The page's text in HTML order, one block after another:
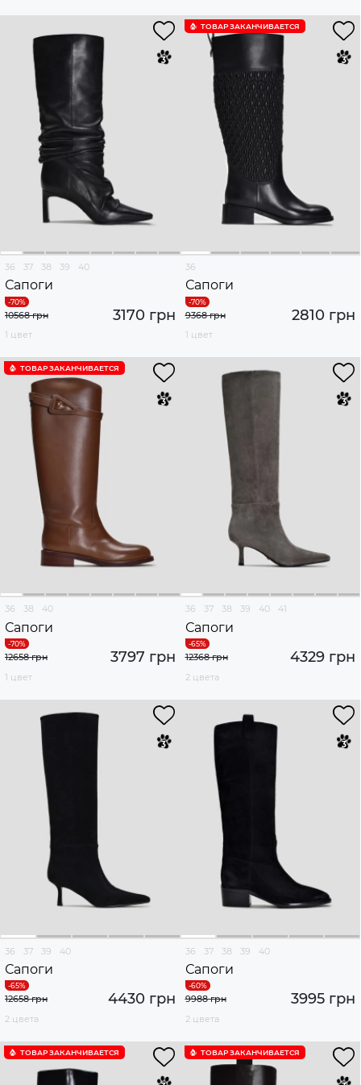
36 37 38 39 40
Сапоги
3170 грн
10568 грн
1 цвет
ТОВАР ЗАКАНЧИВАЕТСЯ
36
Сапоги
2810 грн
9368 грн
1 цвет
ТОВАР ЗАКАНЧИВАЕТСЯ
36 38 40
Сапоги
3797 грн
12658 грн
1 цвет
36 37 38 39 40 41
Сапоги
4329 грн
12368 грн
2 цвета
36 37 39 40
Сапоги
4430 грн
12658 грн
2 цвета
36 37 38 39 40
Сапоги
3995 грн
9988 грн
2 цвета
ТОВАР ЗАКАНЧИВАЕТСЯ ТОВАР ЗАКАНЧИВАЕТСЯ